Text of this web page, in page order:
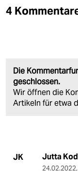
4
Die
geschlossen.
Wir öffnen die
Artikeln für etwa
JK Jutta
24.02.2022,